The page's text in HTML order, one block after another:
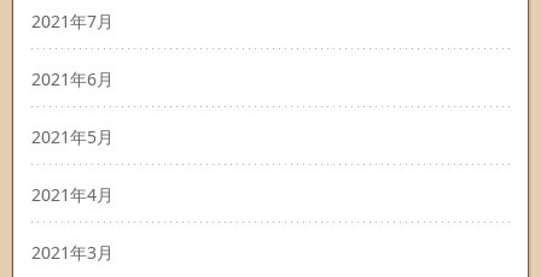
2021年7月
2021年6月
2021年5月
2021年4月
2021年3月